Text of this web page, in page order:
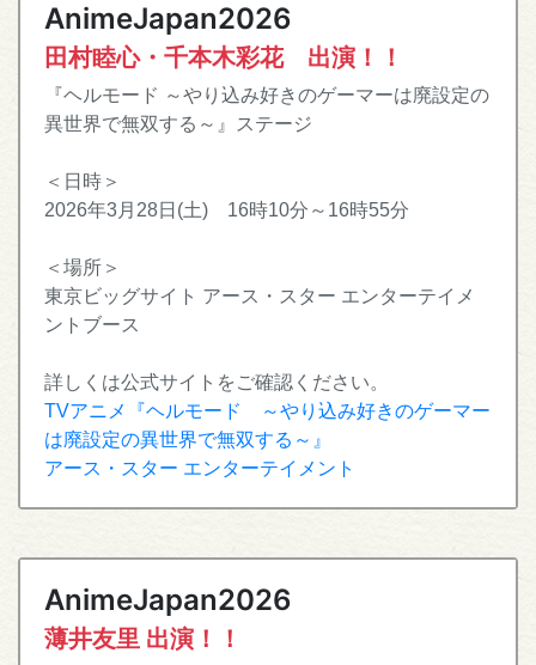
AnimeJapan2026
田村睦心・千本木彩花 出演！！
『ヘルモード ～やり込み好きのゲーマーは廃設定の
異世界で無双する～』ステージ
＜日時＞
2026年3月28日(土) 16時10分～16時55分
＜場所＞
東京ビッグサイト アース・スター エンターテイメ
ントブース
詳しくは公式サイトをご確認ください。
TVアニメ『ヘルモード ～やり込み好きのゲーマー
は廃設定の異世界で無双する～』
アース・スター エンターテイメント
AnimeJapan2026
薄井友里 出演！！